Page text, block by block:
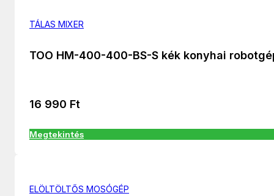
TÁLAS MIXER
TOO HM-400-400-BS-S kék konyhai
16 990 Ft
Megtekintés
ELÖLTÖLTŐS MOSÓGÉP